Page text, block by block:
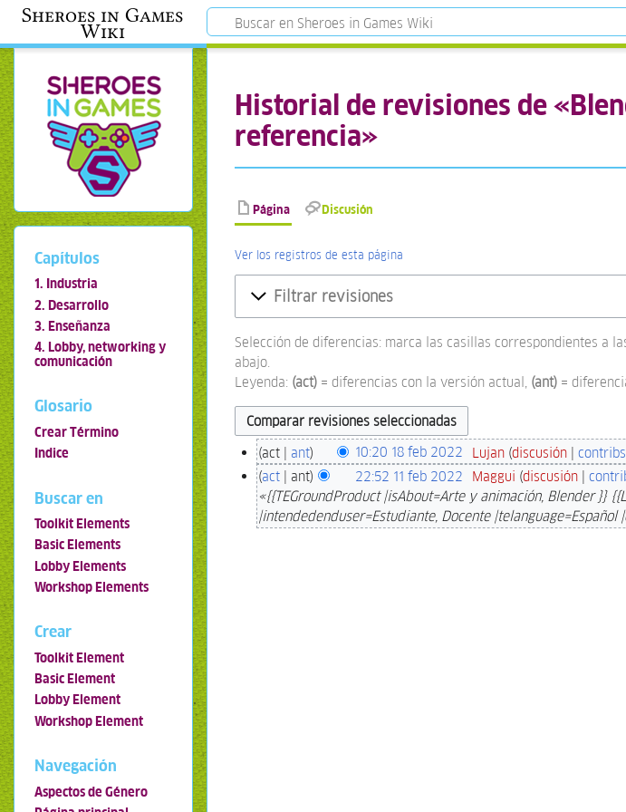
Sheroes in Games
Wiki
Historial de revisiones de
referencia»
Página Discusión
Ver los registros de esta página
Filtrar revisiones
Selección de diferencias: marca las casillas correspondientes a
abajo.
Leyenda: (act) = diferencias con la versión actual, (ant) =
act ant 10:20 18 feb 2022 Lujan discusión
act
ant 22:52 11 feb 2022 Maggui discusión
«{{TEGroundProduct |isAbout=Arte y animación, Blender }}
|intendedenduser=Estudiante, Docente |telanguage=Español
Capítulos
1. Industria
2. Desarrollo
3. Enseñanza
4. Lobby, networking y
comunicación
Glosario
Crear Término
Indice
Buscar en
Toolkit Elements
Basic Elements
Lobby Elements
Workshop Elements
Crear
Toolkit Element
Basic Element
Lobby Element
Workshop Element
Navegación
Aspectos de Género